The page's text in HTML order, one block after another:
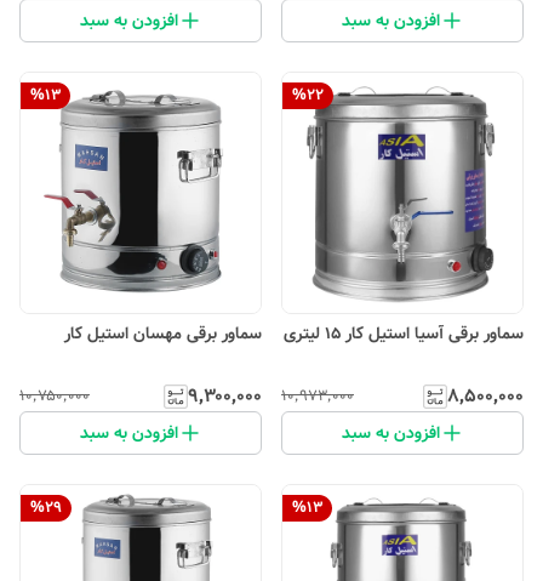
افزودن به سبد افزودن به سبد
%22
سماور برقی آسیا استیل کار 15 لیتری
۸٬۵۰۰٬۰۰۰ ۱۰٬۹۷۳٬۰۰۰
افزودن به سبد
%13
سماور برقی مهسان استیل کار
۹٬۳۰۰٬۰۰۰ ۱۰٬۷۵۰٬۰۰۰
افزودن به سبد
%13
%29